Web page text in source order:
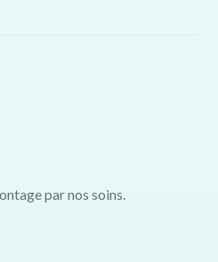
par nos soins.